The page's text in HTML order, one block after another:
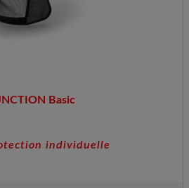
Basic
individuelle